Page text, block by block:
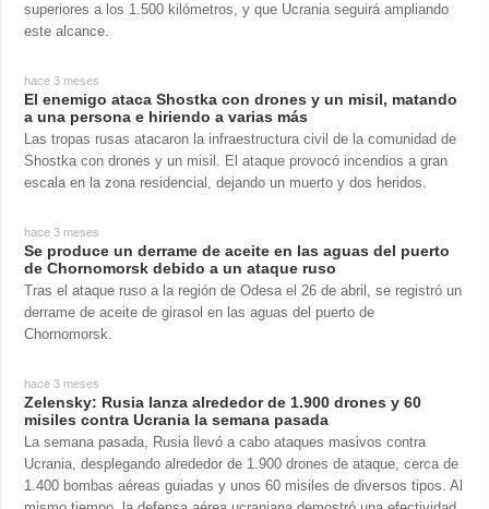
superiores a los 1.500 kilómetros, y que Ucrania seguirá ampliando
este alcance.
hace 3 meses
El enemigo ataca Shostka con drones y un misil, matando
a una persona e hiriendo a varias más
Las tropas rusas atacaron la infraestructura civil de la comunidad de
Shostka con drones y un misil. El ataque provocó incendios a gran
escala en la zona residencial, dejando un muerto y dos heridos.
hace 3 meses
Se produce un derrame de aceite en las aguas del puerto
de Chornomorsk debido a un ataque ruso
Tras el ataque ruso a la región de Odesa el 26 de abril, se registró un
derrame de aceite de girasol en las aguas del puerto de
Chornomorsk.
hace 3 meses
Zelensky: Rusia lanza alrededor de 1.900 drones y 60
misiles contra Ucrania la semana pasada
La semana pasada, Rusia llevó a cabo ataques masivos contra
Ucrania, desplegando alrededor de 1.900 drones de ataque, cerca de
1.400 bombas aéreas guiadas y unos 60 misiles de diversos tipos. Al